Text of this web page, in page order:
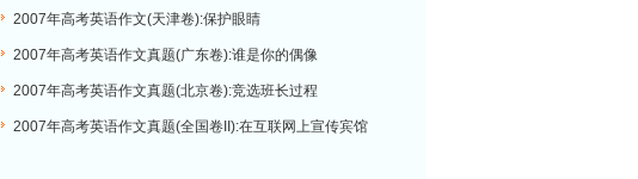
2007年高考英语作文(天津卷):保护眼睛
2007年高考英语作文真题(广东卷):谁是你的偶像
2007年高考英语作文真题(北京卷):竞选班长过程
2007年高考英语作文真题(全国卷II):在互联网上宣传宾馆